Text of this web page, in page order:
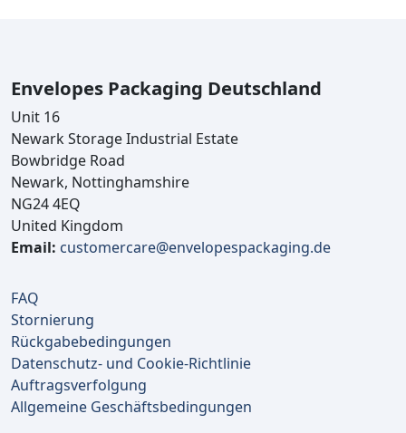
Envelopes Packaging Deutschland
Unit 16
Newark Storage Industrial Estate
Bowbridge Road
Newark, Nottinghamshire
NG24 4EQ
United Kingdom
Email: customercare@envelopespackaging.de
FAQ
Stornierung
Rückgabebedingungen
Datenschutz- und Cookie-Richtlinie
Auftragsverfolgung
Allgemeine Geschäftsbedingungen